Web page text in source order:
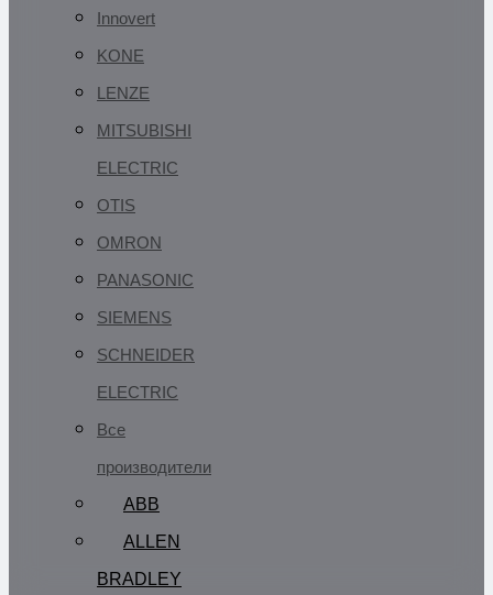
Innovert
KONE
LENZE
MITSUBISHI
ELECTRIC
OTIS
OMRON
PANASONIC
SIEMENS
SCHNEIDER
ELECTRIC
Все
производители
ABB
ALLEN
BRADLEY